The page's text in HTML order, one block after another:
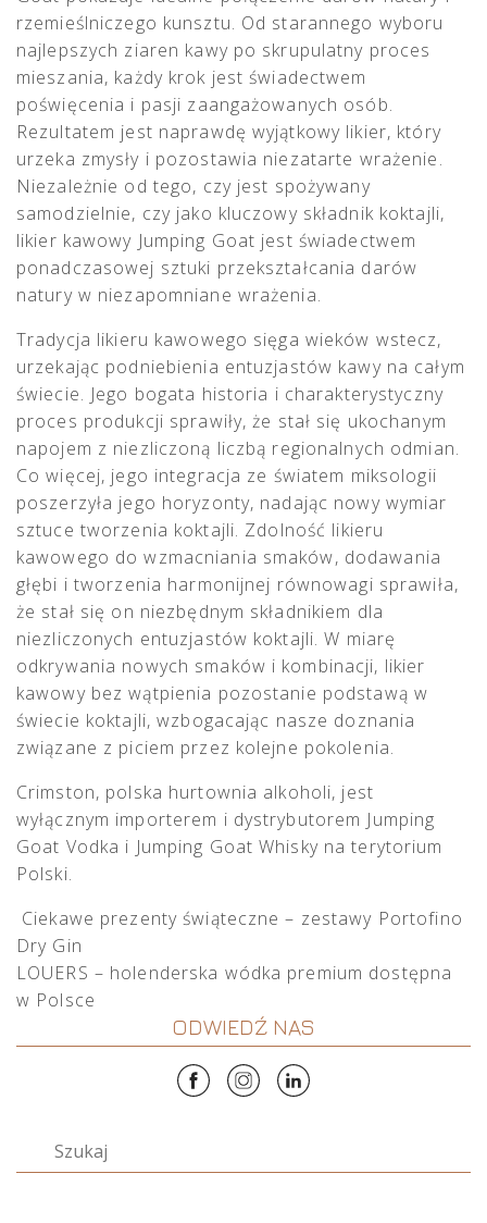
rzemieślniczego kunsztu. Od starannego wyboru
najlepszych ziaren kawy po skrupulatny proces
mieszania, każdy krok jest świadectwem
poświęcenia i pasji zaangażowanych osób.
Rezultatem jest naprawdę wyjątkowy likier, który
urzeka zmysły i pozostawia niezatarte wrażenie.
Niezależnie od tego, czy jest spożywany
samodzielnie, czy jako kluczowy składnik koktajli,
likier kawowy Jumping Goat jest świadectwem
ponadczasowej sztuki przekształcania darów
natury w niezapomniane wrażenia.
Tradycja likieru kawowego sięga wieków wstecz,
urzekając podniebienia entuzjastów kawy na całym
świecie. Jego bogata historia i charakterystyczny
proces produkcji sprawiły, że stał się ukochanym
napojem z niezliczoną liczbą regionalnych odmian.
Co więcej, jego integracja ze światem miksologii
poszerzyła jego horyzonty, nadając nowy wymiar
sztuce tworzenia koktajli. Zdolność likieru
kawowego do wzmacniania smaków, dodawania
głębi i tworzenia harmonijnej równowagi sprawiła,
że stał się on niezbędnym składnikiem dla
niezliczonych entuzjastów koktajli. W miarę
odkrywania nowych smaków i kombinacji, likier
kawowy bez wątpienia pozostanie podstawą w
świecie koktajli, wzbogacając nasze doznania
związane z piciem przez kolejne pokolenia.
Crimston, polska hurtownia alkoholi, jest
wyłącznym importerem i dystrybutorem Jumping
Goat Vodka i Jumping Goat Whisky na terytorium
Polski.
POST NAVIGATION
Ciekawe prezenty świąteczne – zestawy Portofino
Dry Gin
LOUERS – holenderska wódka premium dostępna
w Polsce
ODWIEDŹ NAS
Szukaj